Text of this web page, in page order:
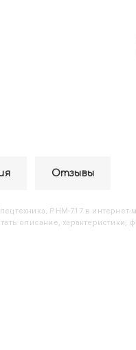
Отзывы
РНМ-717в интернет-
описание, характеристики,